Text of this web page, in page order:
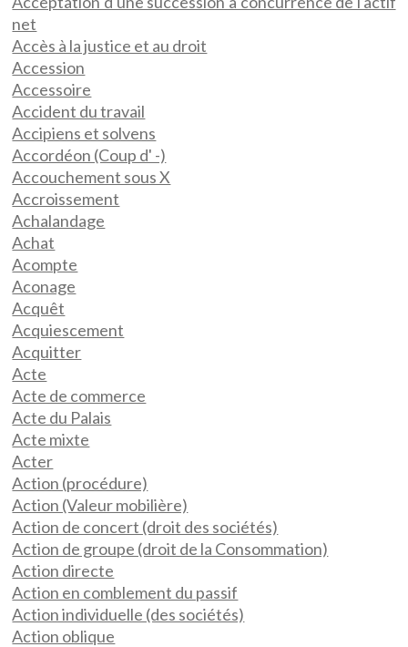
net
Accès à la justice et au droit
Accession
Accessoire
Accident du travail
Accipiens et solvens
Accordéon (Coup d' -)
Accouchement sous X
Accroissement
Achalandage
Achat
Acompte
Aconage
Acquêt
Acquiescement
Acquitter
Acte
Acte de commerce
Acte du Palais
Acte mixte
Acter
Action (procédure)
Action (Valeur mobilière)
Action de concert (droit des sociétés)
Action de groupe (droit de la Consommation)
Action directe
Action en comblement du passif
Action individuelle (des sociétés)
Action oblique